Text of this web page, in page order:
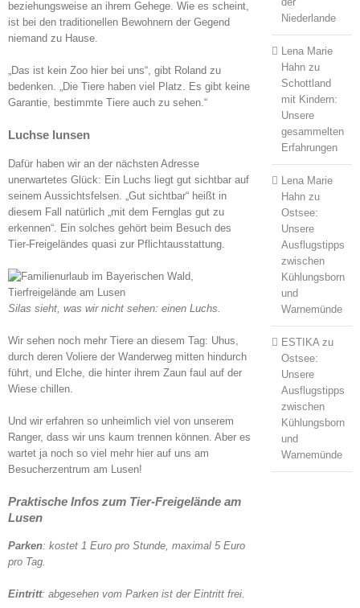
beziehungsweise an ihrem Gehege. Wie es scheint,
ist bei den traditionellen Bewohnern der Gegend
niemand zu Hause.
„Das ist kein Zoo hier bei uns“, gibt Roland zu
bedenken. „Die Tiere haben viel Platz. Es gibt keine
Garantie, bestimmte Tiere auch zu sehen.“
Luchse lunsen
Dafür haben wir an der nächsten Adresse
unerwartetes Glück: Ein Luchs liegt gut sichtbar auf
seinem Aussichtsfelsen. „Gut sichtbar“ heißt in
diesem Fall natürlich „mit dem Fernglas gut zu
erkennen“. Ein solches gehört beim Besuch des
Tier-Freigeländes quasi zur Pflichtausstattung.
Silas sieht, was wir nicht sehen: einen Luchs.
Wir sehen noch mehr Tiere an diesem Tag: Uhus,
durch deren Voliere der Wanderweg mitten hindurch
führt, und Elche, die hinter ihrem Zaun faul auf der
Wiese chillen.
Und wir erfahren so unheimlich viel von unserem
Ranger, dass wir uns kaum trennen können. Aber es
wartet ja noch so viel mehr hier auf uns am
Besucherzentrum am Lusen!
Praktische Infos zum Tier-Freigelände am
Lusen
Parken: kostet 1 Euro pro Stunde, maximal 5 Euro
pro Tag.
Eintritt: abgesehen vom Parken ist der Eintritt frei.
Niederlande
Lena Marie
Hahnzu
Schottland
mit Kindern:
Unsere
gesammelten
Erfahrungen
Lena Marie
Hahnzu
Ostsee:
Unsere
Ausflugstipps
zwischen
Kühlungsborn
und
Warnemünde
ESTIKAzu
Ostsee:
Unsere
Ausflugstipps
zwischen
Kühlungsborn
und
Warnemünde